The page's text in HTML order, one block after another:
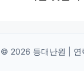
© 2026 등대난원 | 연